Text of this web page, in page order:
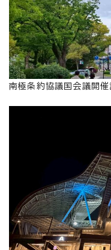
南極条約協議国会議開催